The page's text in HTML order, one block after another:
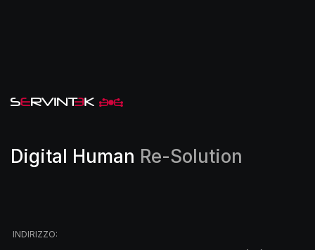
Digital Human Re-Solution
INDIRIZZO: